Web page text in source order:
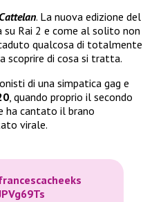
. La nuova edizione del
su Rai 2 e come al solito non
qualcosa di totalmente
scoprire di cosa si tratta.
di una simpatica gag e
, quando proprio il secondo
ha cantato il brano
virale.